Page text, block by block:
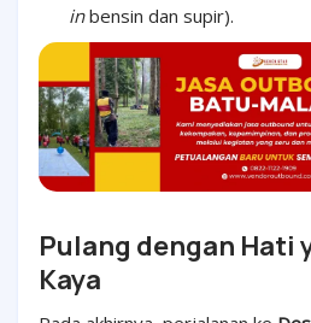
inbensin dan supir).
Pulang dengan Hati
Kaya